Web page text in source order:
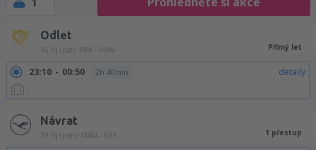
Odlet
16 říj (pát) KRK - MAN Přímý let
23:10 00:50 2h 40min detaily
Návrat
19 říj (pon) MAN - KRK 1 přestup